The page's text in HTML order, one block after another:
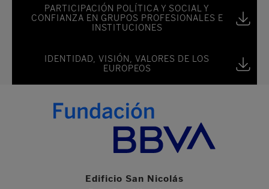
PARTICIPACIÓN POLÍTICA Y SOCIAL Y
CONFIANZA EN GRUPOS PROFESIONALES E
INSTITUCIONES
IDENTIDAD, VISIÓN, VALORES DE LOS
EUROPEOS
Edificio San Nicolás